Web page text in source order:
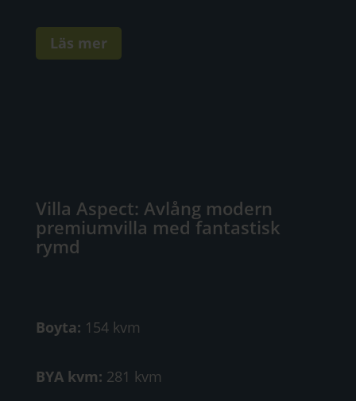
Läs mer
Villa Aspect: Avlång modern
premiumvilla med fantastisk
rymd
Boyta: 154 kvm
BYA kvm: 281 kvm